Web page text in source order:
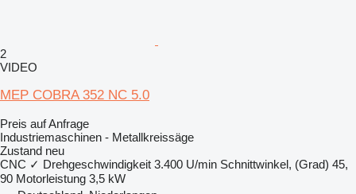
2
VIDEO
MEP COBRA 352 NC 5.0
Preis auf Anfrage
Industriemaschinen - Metallkreissäge
Zustand neu
CNC ✓ Drehgeschwindigkeit 3.400 U/min Schnittwinkel, (Grad) 45,
90 Motorleistung 3,5 kW